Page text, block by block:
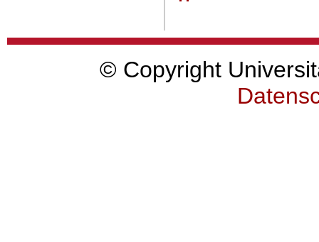
© Copyright